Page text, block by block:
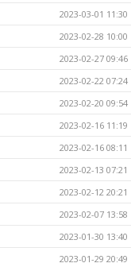
2023-03-01 11:30
2023-02-28 10:00
2023-02-27 09:46
2023-02-22 07:24
2023-02-20 09:54
2023-02-16 11:19
2023-02-16 08:11
2023-02-13 07:21
2023-02-12 20:21
2023-02-07 13:58
2023-01-30 13:40
2023-01-29 20:49